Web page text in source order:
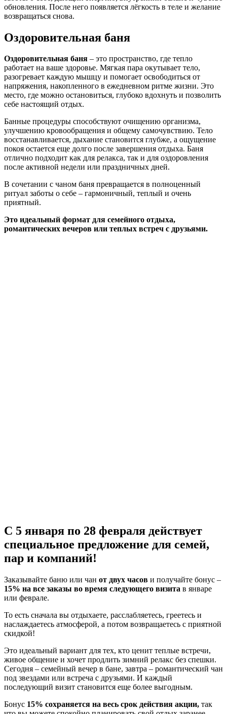
обновления. После него появляется лёгкость в теле и желание
возвращаться снова.
Оздоровительная баня
Оздоровительная баня – это пространство, где тепло
работает на ваше здоровье. Мягкая пара окутывает тело,
разогревает каждую мышцу и помогает освободиться от
напряжения, накопленного в ежедневном ритме жизни. Это
место, где можно остановиться, глубоко вдохнуть и позволить
себе настоящий отдых.
Банные процедуры способствуют очищению организма,
улучшению кровообращения и общему самочувствию. Тело
восстанавливается, дыхание становится глубже, а ощущение
покоя остается еще долго после завершения отдыха. Баня
отлично подходит как для релакса, так и для оздоровления
после активной недели или праздничных дней.
В сочетании с чаном баня превращается в полноценный
ритуал заботы о себе – гармоничный, теплый и очень
приятный.
Это идеальный формат для семейного отдыха,
романтических вечеров или теплых встреч с друзьями.
С 5 января по 28 февраля действует
специальное предложение для семей,
пар и компаний!
Заказывайте баню или чан от двух часов и получайте бонус –
15% на все заказы во время следующего визита в январе
или феврале.
То есть сначала вы отдыхаете, расслабляетесь, греетесь и
наслаждаетесь атмосферой, а потом возвращаетесь с приятной
скидкой!
Это идеальный вариант для тех, кто ценит теплые встречи,
живое общение и хочет продлить зимний релакс без спешки.
Сегодня – семейный вечер в бане, завтра – романтический чан
под звездами или встреча с друзьями. И каждый
последующий визит становится еще более выгодным.
Бонус 15% сохраняется на весь срок действия акции, так